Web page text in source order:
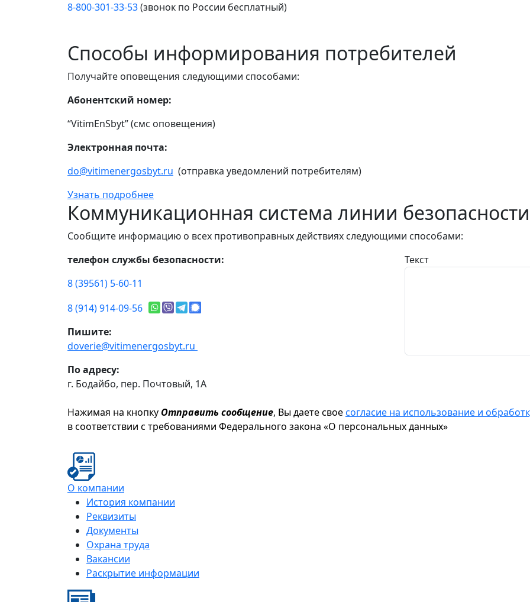
8-800-301-33-53(звонок по России бесплатный)
Способы информирования потребителей
Получайте оповещения следующими способами:
Абонентский номер:
“VitimEnSbyt” (смс оповещения)
Электронная почта:
do@vitimenergosbyt.ru (отправка уведомлений потребителям)
Узнать подробнее
Коммуникационная система линии безопасности
Сообщите информацию о всех противоправных действиях следующими способами:
телефон службы безопасности:
8 (39561) 5-60-11
8 (914) 914-09-56
Пишите:
doverie@vitimenergosbyt.ru
По адресу:
г. Бодайбо, пер. Почтовый, 1А
Текст
Нажимая на кнопку Отправить сообщение, Вы даете своесогласие на использование и
в соответствии с требованиями Федерального закона «О персональных данных»
О компании
История компании
Реквизиты
Документы
Охрана труда
Вакансии
Раскрытие информации